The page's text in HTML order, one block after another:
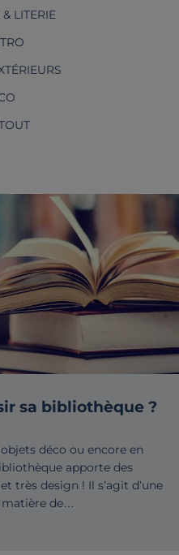
LITERIE
sa bibliothèque ?
déco ou encore en
apporte des
très design ! Il s’agit d’une
matière de…